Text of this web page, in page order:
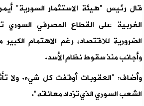
قال رئيس "هيئة الاستثمار السورية"
الغربية على القطاع المصرفي
الضرورية للاقتصاد، رغم الاهتمام
وأجانب منذ سقوط نظام الأسد.
وأضاف: "العقوبات أوقفت كل شيء. ولا
الشعب السوري الذي تزداد معاناته".